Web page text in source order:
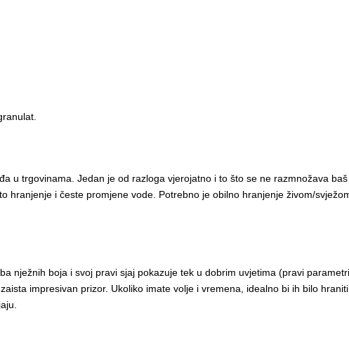
u trgovinama. Jedan je od razloga vjerojatno i to što se ne razmnožava
hranjenje i česte promjene vode. Potrebno je obilno hranjenje živom/
nježnih boja i svoj pravi sjaj pokazuje tek u dobrim uvjetima (pravi
impresivan prizor. Ukoliko imate volje i vremena, idealno bi ih bilo